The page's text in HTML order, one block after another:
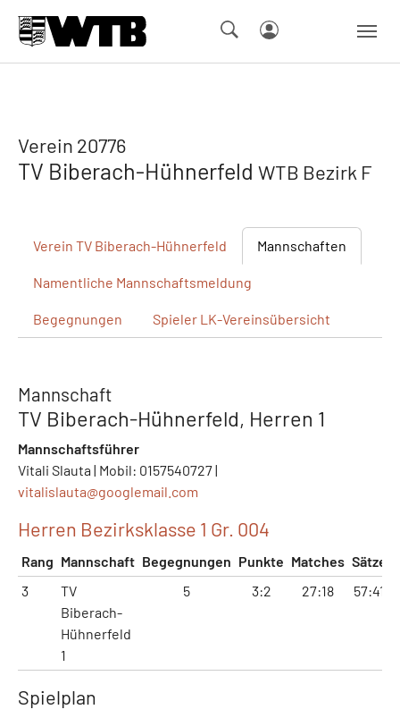
Verein 20776
TV Biberach-Hühnerfeld WTB Bezirk F
Verein TV Biberach-Hühnerfeld Mannschaften
Namentliche Mannschaftsmeldung
Begegnungen Spieler LK-Vereinsübersicht
Mannschaft
TV Biberach-Hühnerfeld, Herren 1
Mannschaftsführer
Vitali Slauta | Mobil: 0157540727 |
vitalislauta@googlemail.com
Herren Bezirksklasse 1 Gr. 004
Rang Mannschaft Begegnungen Punkte Matches Sätze
3
TV
Biberach-
Hühnerfeld
1
5 3:2 27:18 57:41
Spielplan